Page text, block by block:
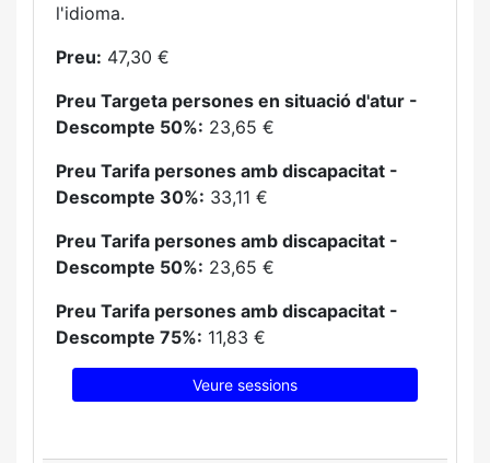
l'idioma.
Preu: 47,30 €
Preu Targeta persones en situació d'atur -
Descompte 50%: 23,65 €
Preu Tarifa persones amb discapacitat -
Descompte 30%: 33,11 €
Preu Tarifa persones amb discapacitat -
Descompte 50%: 23,65 €
Preu Tarifa persones amb discapacitat -
Descompte 75%: 11,83 €
Veure sessions